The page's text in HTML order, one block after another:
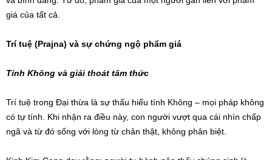
giá của tất cả.
Trí tuệ (Prajna) và sự chứng ngộ phẩm giá
Tính Không và giải thoát tâm thức
Trí tuệ trong Đại thừa là sự thấu hiểu tính Không – mọi pháp không
có tự tính. Khi nhận ra điều này, con người vượt qua cái nhìn chấp
ngã và từ đó sống với lòng từ chân thật, không phân biệt.